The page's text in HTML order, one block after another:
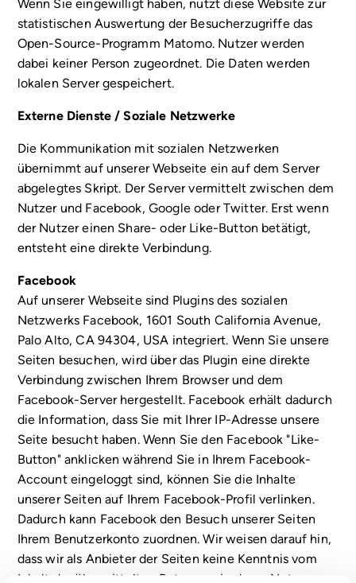
Wenn Sie eingewilligt haben, nutzt diese Website zur
statistischen Auswertung der Besucherzugriffe das
Open-Source-Programm Matomo. Nutzer werden
dabei keiner Person zugeordnet. Die Daten werden
lokalen Server gespeichert.
Externe Dienste / Soziale Netzwerke
Die Kommunikation mit sozialen Netzwerken
übernimmt auf unserer Webseite ein auf dem Server
abgelegtes Skript. Der Server vermittelt zwischen dem
Nutzer und Facebook, Google oder Twitter. Erst wenn
der Nutzer einen Share- oder Like-Button betätigt,
entsteht eine direkte Verbindung.
Facebook
Auf unserer Webseite sind Plugins des sozialen
Netzwerks Facebook, 1601 South California Avenue,
Palo Alto, CA 94304, USA integriert. Wenn Sie unsere
Seiten besuchen, wird über das Plugin eine direkte
Verbindung zwischen Ihrem Browser und dem
Facebook-Server hergestellt. Facebook erhält dadurch
die Information, dass Sie mit Ihrer IP-Adresse unsere
Seite besucht haben. Wenn Sie den Facebook "Like-
Button" anklicken während Sie in Ihrem Facebook-
Account eingeloggt sind, können Sie die Inhalte
unserer Seiten auf Ihrem Facebook-Profil verlinken.
Dadurch kann Facebook den Besuch unserer Seiten
Ihrem Benutzerkonto zuordnen. Wir weisen darauf hin,
dass wir als Anbieter der Seiten keine Kenntnis vom
Inhalt der übermittelten Daten sowie deren Nutzung